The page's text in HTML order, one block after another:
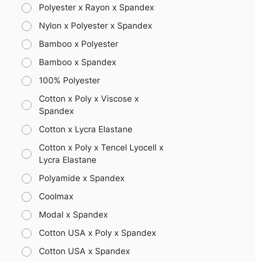
Polyester x Rayon x Spandex
Nylon x Polyester x Spandex
Bamboo x Polyester
Bamboo x Spandex
100% Polyester
Cotton x Poly x Viscose x
Spandex
Cotton x Lycra Elastane
Cotton x Poly x Tencel Lyocell x
Lycra Elastane
Polyamide x Spandex
Coolmax
Modal x Spandex
Cotton USA x Poly x Spandex
Cotton USA x Spandex